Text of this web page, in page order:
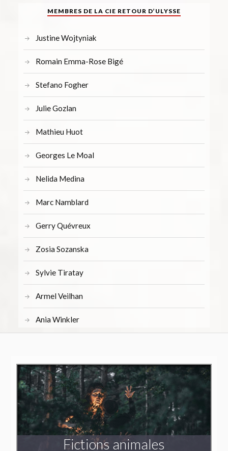
MEMBRES DE LA CIE RETOUR D’ULYSSE
Justine Wojtyniak
Romain Emma-Rose Bigé
Stefano Fogher
Julie Gozlan
Mathieu Huot
Georges Le Moal
Nelida Medina
Marc Namblard
Gerry Quévreux
Zosia Sozanska
Sylvie Tiratay
Armel Veilhan
Ania Winkler
Fictions animales